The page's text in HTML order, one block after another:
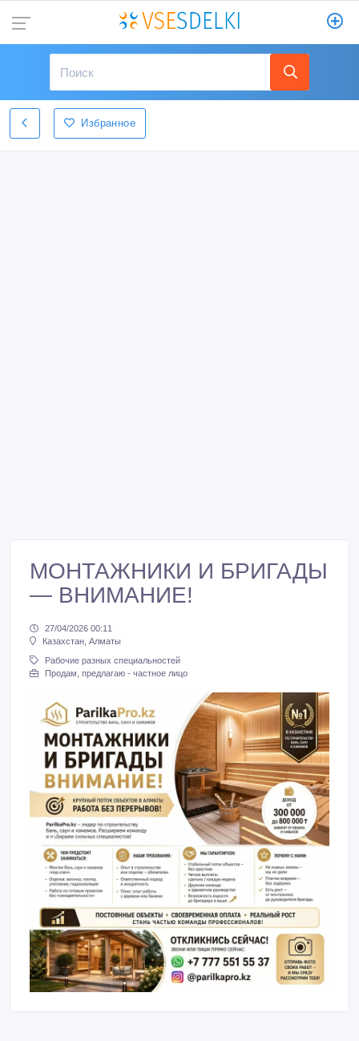
Избранное
МОНТАЖНИКИ И БРИГАДЫ
— ВНИМАНИЕ!
27/04/2026 00:11
Казахстан, Алматы
Рабочие разных специальностей
Продам, предлагаю - частное лицо